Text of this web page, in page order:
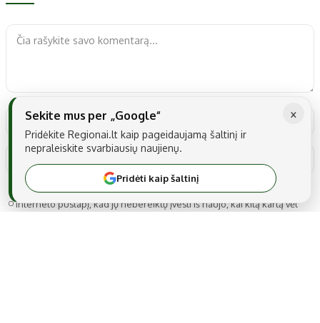
Noriu savo interneto naršyklėje išsaugoti vardą, el. pašto adresą ir
interneto puslapį, kad jų nebereiktų įvesti iš naujo, kai kitą kartą vėl
×
Sekite mus per „Google“
Pridėkite Regionai.lt kaip pageidaujamą šaltinį ir
nepraleiskite svarbiausių naujienų.
Pridėti kaip šaltinį